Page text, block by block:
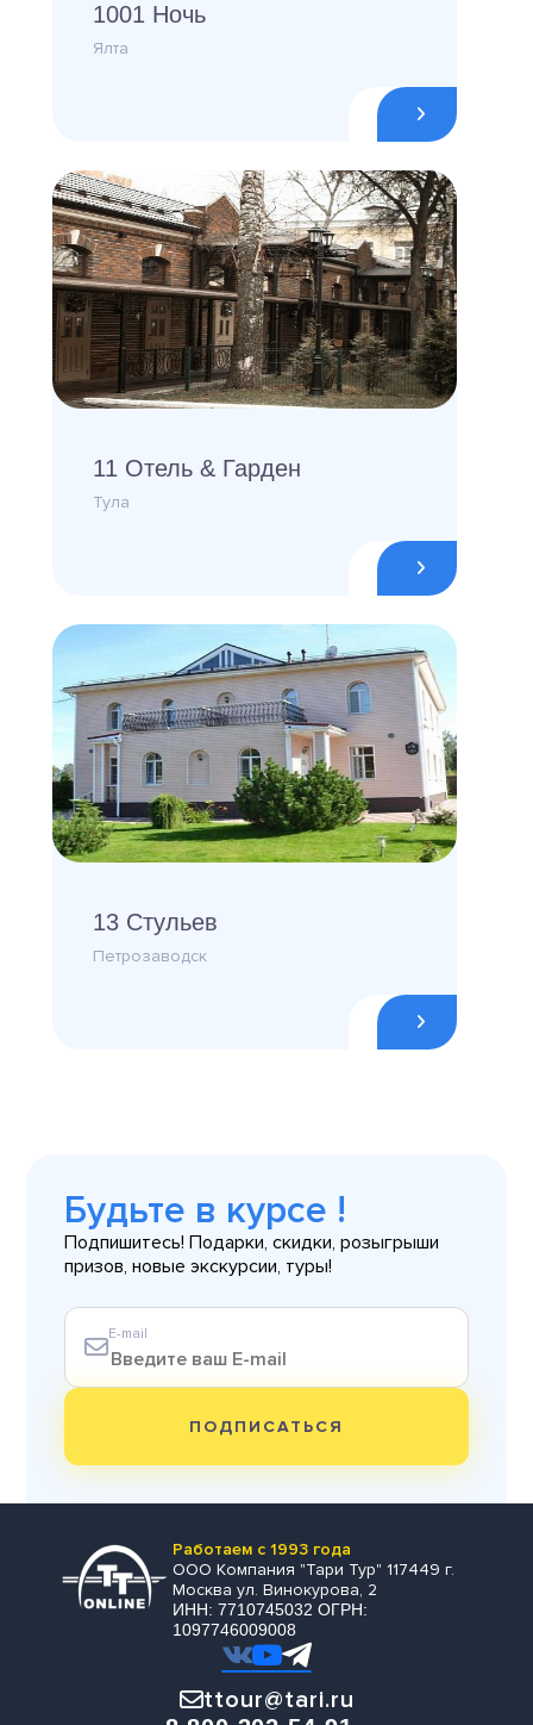
1001 Ночь
Ялта
11 Отель & Гарден
Тула
13 Стульев
Петрозаводск
Будьте в курсе !
Подпишитесь! Подарки, скидки, розыгрыши
призов, новые экскурсии, туры!
E-mail
ПОДПИСАТЬСЯ
Работаем с 1993 года
ООО Компания "Тари Тур" 117449 г.
Москва ул. Винокурова, 2
ИНН: 7710745032 ОГРН:
1097746009008
ttour@tari.ru